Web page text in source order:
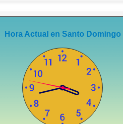
Hora Actual en Santo Domingo